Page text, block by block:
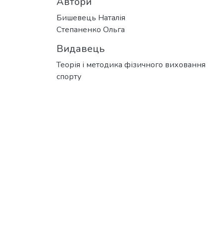
Бишевець Наталія
Степаненко Ольга
Видавець
Теорія і методика фізичного виховання
спорту